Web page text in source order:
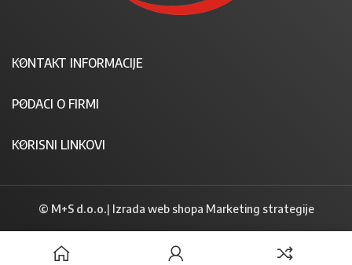
KONTAKT INFORMACIJE
PODACI O FIRMI
KORISNI LINKOVI
© M+S d.o.o.| Izrada web shopa Marketing strategije